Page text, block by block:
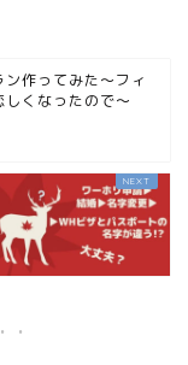
作ってみた〜フィ
くなったので〜